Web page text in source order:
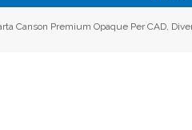
Canson Premium Opaque Per CAD,